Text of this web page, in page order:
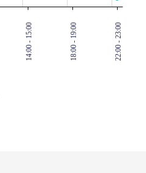
14:00 - 15:00 18:00 - 19:00 22:00 - 23:00